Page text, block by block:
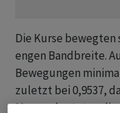
Die Kurse
engen Bandbreite.
Bewegungen
zuletzt bei 0,9537,
Morgen lauteten die